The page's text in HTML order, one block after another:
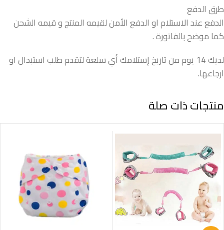
طرق الدفع
الدفع عند الاستلام او الدفع الأمن لقيمه المنتج و قيمه الشحن
كما موضح بالفاتورة .
لديك 14 يوم من تاريخ إستلامك أي سلعة لتقدم طلب استبدال او
ارجاعها.
منتجات ذات صلة